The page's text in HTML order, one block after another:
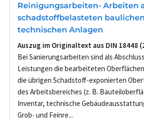
Reinigungsarbeiten- Arbeiten
schadstoffbelasteten
technischen Anlagen
Auszug im Originaltext aus DIN 18448
Bei Sanierungsarbeiten sind als
Leistungen die bearbeiteten
die übrigen Schadstoff-exponierten
des Arbeitsbereiches (z. B.
Inventar, technische
Grob- und Feinre...